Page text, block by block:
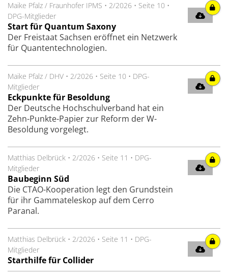
Maike Pfalz / Fraunhofer IPMS • 2/2026 • Seite 10 •
DPG-Mitglieder
Start für Quantum Saxony
Der Freistaat Sachsen eröffnet ein Netzwerk
für Quantentechnologien.
Maike Pfalz / DHV • 2/2026 • Seite 10 • DPG-
Mitglieder
Eckpunkte für Besoldung
Der Deutsche Hochschulverband hat ein
Zehn-Punkte-Papier zur Reform der W-
Besoldung vorgelegt.
Matthias Delbrück • 2/2026 • Seite 11 • DPG-
Mitglieder
Baubeginn Süd
Die CTAO-Kooperation legt den Grundstein
für ihr Gammateleskop auf dem Cerro
Paranal.
Matthias Delbrück • 2/2026 • Seite 11 • DPG-
Mitglieder
Starthilfe für Collider